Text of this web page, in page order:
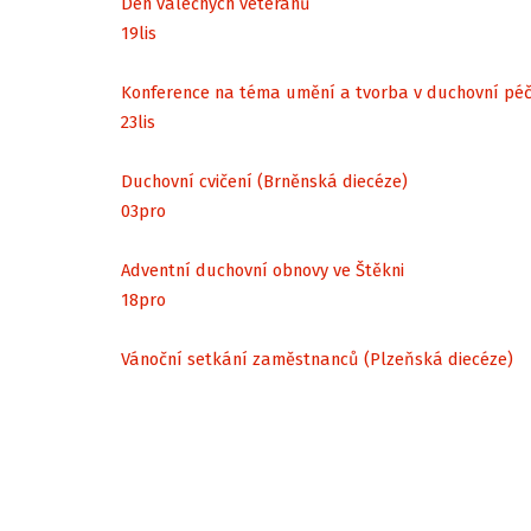
19lis
Konference na téma umění a tvorba v duchovní
23lis
Duchovní cvičení (Brněnská diecéze)
03pro
Adventní duchovní obnovy ve Štěkni
18pro
Vánoční setkání zaměstnanců (Plzeňská diecéze)